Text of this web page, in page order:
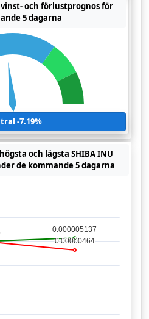
vinst- och förlustprognos för
5 dagarna
-7.19%
och lägsta SHIBA INU
de kommande 5 dagarna